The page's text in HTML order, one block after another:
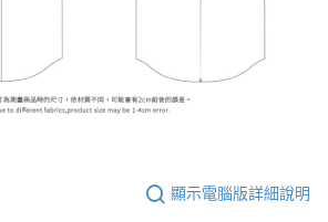
顯示電腦版詳細說明